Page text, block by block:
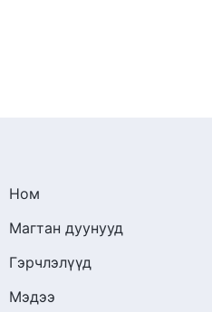
Ном
Магтан дуунууд
Гэрчлэлүүд
Мэдээ